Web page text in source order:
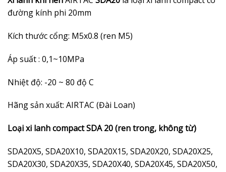
đường kính phi 20mm
Kích thước cổng: M5x0.8 (ren M5)
Áp suất : 0,1~10MPa
Nhiệt độ: -20 ~ 80 độ C
Hãng sản xuất: AIRTAC (Đài Loan)
Loại xi lanh compact SDA 20 (ren trong, không từ)
SDA20X5, SDA20X10, SDA20X15, SDA20X20, SDA20X25,
SDA20X30, SDA20X35, SDA20X40, SDA20X45, SDA20X50,